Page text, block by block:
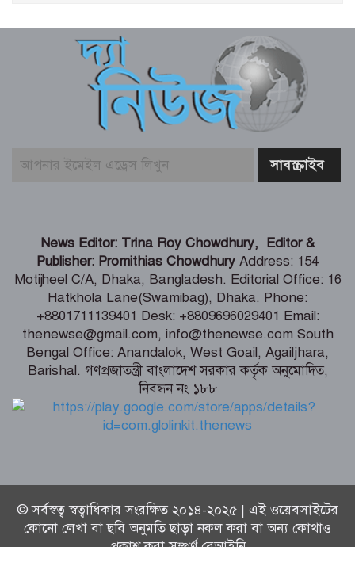
প্রভাব না ফেলে: প্রধানমন্ত্রী
ফের গ্রেফতার তনু হত্যায় সাবেক সেনাসদস্য
হাফিজুর রহমান
বাজার সিন্ডিকেট ও মজুতদারি করলেই
গণঅভ্যুত্থানের সঙ্গে প্রথম বেইমানি করেছেন
জামায়াত আমির – রাশেদ খান
সাড়ে ৬ বছরে মোটরসাইকেল দুর্ঘটনায় নিহত
১৫ হাজার ৭১২ জন
বেনাপোল পৌরসভায় যুবদল নেতা ইমদাদুল
হক ইমদাদের গণসংযোগ ও মতবিনিময়
News Editor: Trina Roy Chowdhury, Editor &
Publisher: Promithias Chowdhury Address: 154
Motijheel C/A, Dhaka, Bangladesh. Editorial Office: 16
Hatkhola Lane(Swamibag), Dhaka. Phone:
+8801711139401 Desk: +8809696029401 Email:
thenewse@gmail.com, info@thenewse.com South
Bengal Office: Anandalok, West Goail, Agailjhara,
Barishal. গণপ্রজাতন্ত্রী বাংলাদেশ সরকার কর্তৃক অনুমোদিত,
নিবন্ধন নং ১৮৮
© সর্বস্বত্ব স্বত্বাধিকার সংরক্ষিত ২০১৪-২০২৫ | এই ওয়েবসাইটের
কোনো লেখা বা ছবি অনুমতি ছাড়া নকল করা বা অন্য কোথাও
প্রকাশ করা সম্পূর্ণ বেআইনি